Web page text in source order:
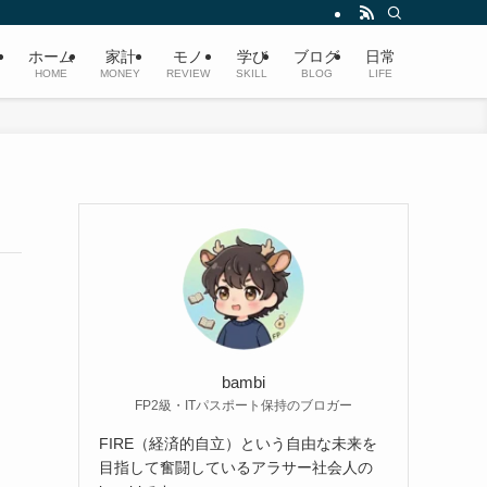
ホーム
HOME
家計
MONEY
モノ
REVIEW
学び
SKILL
ブログ
BLOG
日常
LIFE
bambi
FP2級・ITパスポート保持のブロガー
FIRE（経済的自立）という自由な未来を
目指して奮闘しているアラサー社会人の